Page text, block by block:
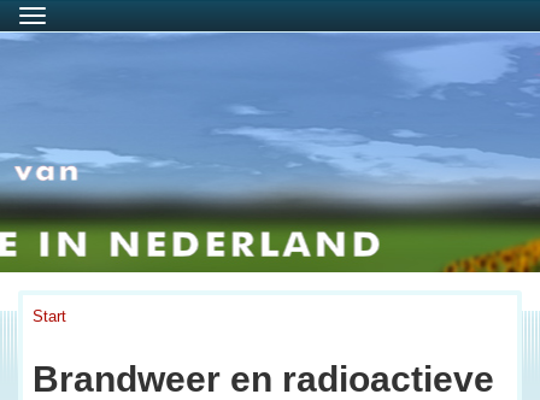
Menu
Start
Brandweer en radioactieve